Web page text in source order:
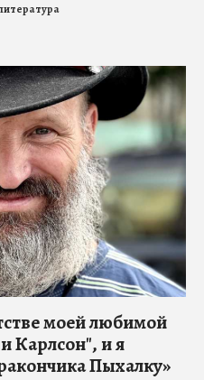
моей любимой
Карлсон", и я
Пыхалку»